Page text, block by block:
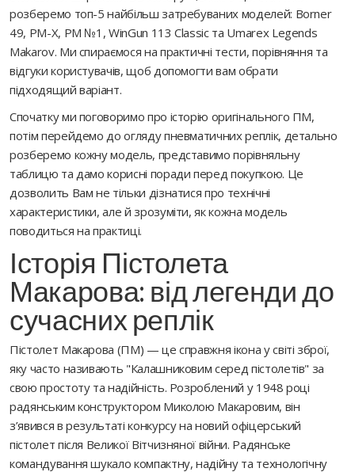
розберемо топ-5 найбільш затребуваних моделей: Borner
49, PM-X, PM №1, WinGun 113 Classic та Umarex Legends
Makarov. Ми спираємося на практичні тести, порівняння та
відгуки користувачів, щоб допомогти вам обрати
підходящий варіант.
Cпочатку ми поговоримо про історію оригінального ПМ,
потім перейдемо до огляду пневматичних реплік, детально
розберемо кожну модель, представимо порівняльну
таблицю та дамо корисні поради перед покупкою. Це
дозволить Вам не тільки дізнатися про технічні
характеристики, але й зрозуміти, як кожна модель
поводиться на практиці.
Історія Пістолета
Макарова: від легенди до
сучасних реплік
Пістолет Макарова (ПМ) — це справжня ікона у світі зброї,
яку часто називають "Калашниковим серед пістолетів" за
свою простоту та надійність. Розроблений у 1948 році
радянським конструктором Миколою Макаровим, він
з’явився в результаті конкурсу на новий офіцерський
пістолет після Великої Вітчизняної війни. Радянське
командування шукало компактну, надійну та технологічну